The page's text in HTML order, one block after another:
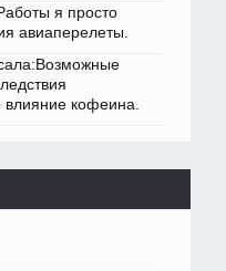
я просто
авиаперелеты.
влияние кофеина.